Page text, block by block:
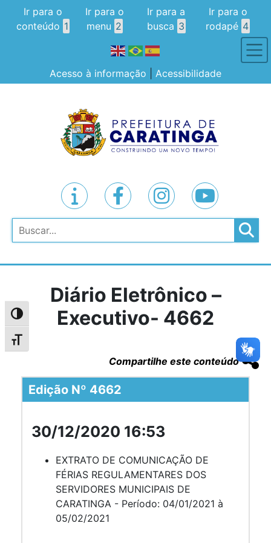
Alternar alto contraste
Alternar tamanho da fonte
Ir para o
conteúdo 1
Ir para o
menu 2
Ir para a
busca 3
Ir para o
rodapé 4
Acesso à informação Acessibilidade
Pesquisar
Diário Eletrônico –
Executivo- 4662
Compartilhe este conteúdo
Edição Nº 4662
30/12/2020 16:53
EXTRATO DE COMUNICAÇÃO DE
FÉRIAS REGULAMENTARES DOS
SERVIDORES MUNICIPAIS DE
CARATINGA - Período: 04/01/2021 à
05/02/2021